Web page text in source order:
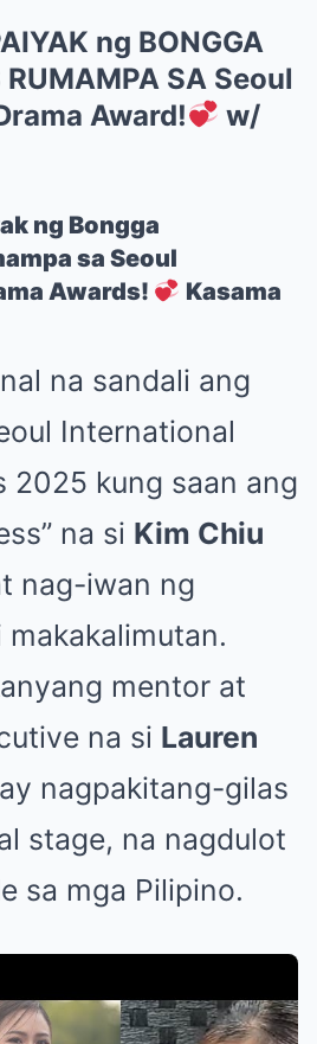
ng BONGGA
RUMAMPA SA Seoul
Award!
w/
ng Bongga
sa Seoul
Awards!
Kasama
na sandali ang
International
2025 kung saan ang
na si Kim Chiu
nag-iwan ng
mentor at
na si Lauren
nagpakitang-gilas
stage, na nagdulot
sa mga Pilipino.